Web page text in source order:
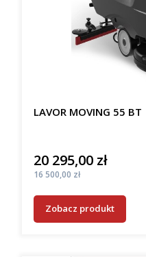
LAVOR MOVING 55 BT
Cena
20 295,00 zł
Cena
16 500,00 zł
Zobacz produkt